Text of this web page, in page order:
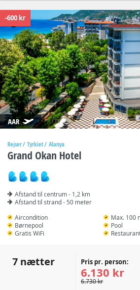
-600 kr
AAR
Rejser Tyrkiet Alanya
Grand Okan Hotel
Afstand til centrum - 1,2 km
Afstand til strand - 50 meter
Aircondition
Børnepool
Gratis WiFi
Max. 100
Pool
7 nætter Pris pr. person:
6.130 kr
6.730 kr